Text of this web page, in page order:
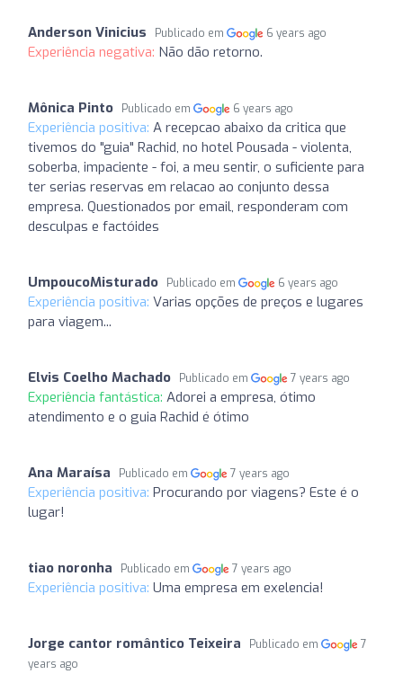
Anderson Vinicius Publicado em 6 years ago
Experiência negativa: Não dão retorno.
Mônica Pinto Publicado em 6 years ago
Experiência positiva: A recepcao abaixo da critica que
tivemos do "guia" Rachid, no hotel Pousada - violenta,
soberba, impaciente - foi, a meu sentir, o suficiente para
ter serias reservas em relacao ao conjunto dessa
empresa. Questionados por email, responderam com
desculpas e factóides
UmpoucoMisturado Publicado em 6 years ago
Experiência positiva: Varias opções de preços e lugares
para viagem...
Elvis Coelho Machado Publicado em 7 years ago
Experiência fantástica: Adorei a empresa, ótimo
atendimento e o guia Rachid é ótimo
Ana Maraísa Publicado em 7 years ago
Experiência positiva: Procurando por viagens? Este é o
lugar!
tiao noronha Publicado em 7 years ago
Experiência positiva: Uma empresa em exelencia!
Jorge cantor romântico Teixeira Publicado em
7
years ago